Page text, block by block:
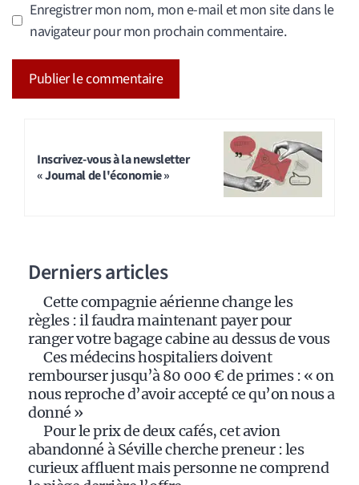
Enregistrer mon nom, mon e-mail et mon site dans le
navigateur pour mon prochain commentaire.
Inscrivez-vous à la newsletter
« Journal de l'économie »
Derniers articles
Cette compagnie aérienne change les
règles : il faudra maintenant payer pour
ranger votre bagage cabine au dessus de vous
Ces médecins hospitaliers doivent
rembourser jusqu’à 80 000 € de primes : « on
nous reproche d’avoir accepté ce qu’on nous a
donné »
Pour le prix de deux cafés, cet avion
abandonné à Séville cherche preneur : les
curieux affluent mais personne ne comprend